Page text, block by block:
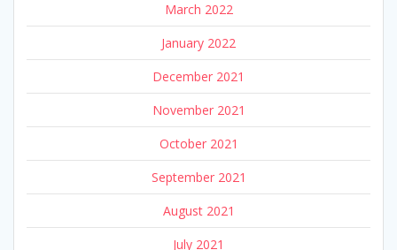
March 2022
January 2022
December 2021
November 2021
October 2021
September 2021
August 2021
July 2021